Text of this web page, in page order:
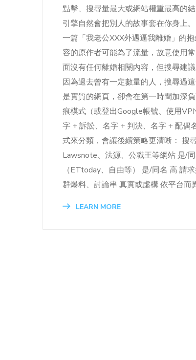
點擊、搜尋量最大或網站權重最高的
引擎自然會把別人的故事套在你身上
一篇「我老公XXX外遇逼我離婚」的
容的原作者可能為了流量，故意使用
面沒有任何離婚相關內容，但搜尋建
因為過去曾有一定數量的人，搜尋過
是實質的網頁，卻會在第一時間加深
痕模式（或登出Google帳號、使用
字 + 訴訟、名字 + 判決、名字 + 配偶
式來分類，會讓後續策略更清晰： 搜
Lawsnote、法源、公職王等網站 是/
（ETtoday、自由等） 是/同名 高 請
群爆料、討論串 真實或虛構 依平台
LEARN MORE